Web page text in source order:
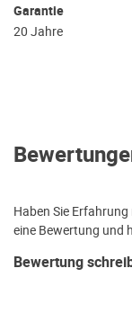
Garantie
20 Jahre
Haben Sie
eine Bewertung und
Bewertung